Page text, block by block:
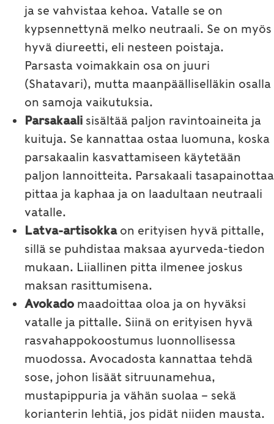
ja se vahvistaa kehoa. Vatalle se on
kypsennettynä melko neutraali. Se on myös
hyvä diureetti, eli nesteen poistaja.
Parsasta voimakkain osa on juuri
(Shatavari), mutta maanpäälliselläkin osalla
on samoja vaikutuksia.
Parsakaali sisältää paljon ravintoaineita ja
kuituja. Se kannattaa ostaa luomuna, koska
parsakaalin kasvattamiseen käytetään
paljon lannoitteita. Parsakaali tasapainottaa
pittaa ja kaphaa ja on laadultaan neutraali
vatalle.
Latva-artisokkaon erityisen hyvä pittalle,
sillä se puhdistaa maksaa ayurveda-tiedon
mukaan. Liiallinen pitta ilmenee joskus
maksan rasittumisena.
Avokado maadoittaa oloa ja on hyväksi
vatalle ja pittalle. Siinä on erityisen hyvä
rasvahappokoostumus luonnollisessa
muodossa. Avocadosta kannattaa tehdä
sose, johon lisäät sitruunamehua,
mustapippuria ja vähän suolaa – sekä
korianterin lehtiä, jos pidät niiden mausta.